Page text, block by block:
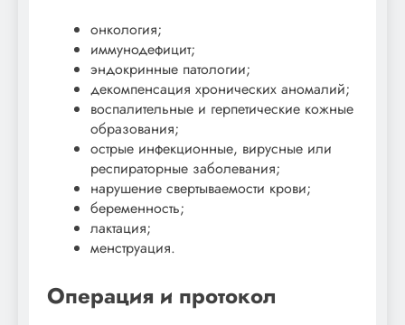
онкология;
иммунодефицит;
эндокринные патологии;
декомпенсация хронических аномалий;
воспалительные и герпетические кожные
образования;
острые инфекционные, вирусные или
респираторные заболевания;
нарушение свертываемости крови;
беременность;
лактация;
менструация.
Операция и протокол